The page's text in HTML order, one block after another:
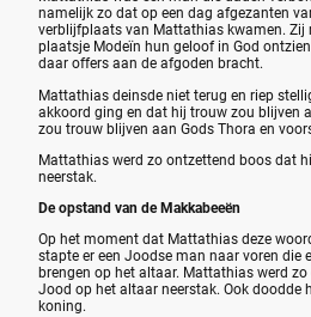
namelijk zo dat op een dag afgezanten
verblijfplaats van Mattathias kwamen. Zij
plaatsje Modeïn hun geloof in God
daar offers aan de afgoden bracht.
Mattathias deinsde niet terug en riep
akkoord ging en dat hij trouw zou blijven
zou trouw blijven aan Gods Thora en
Mattathias werd zo ontzettend boos dat
neerstak.
De opstand van de Makkabeeën
Op het moment dat Mattathias deze
stapte er een Joodse man naar voren die
brengen op het altaar. Mattathias werd
Jood op het altaar neerstak. Ook doodde
koning.